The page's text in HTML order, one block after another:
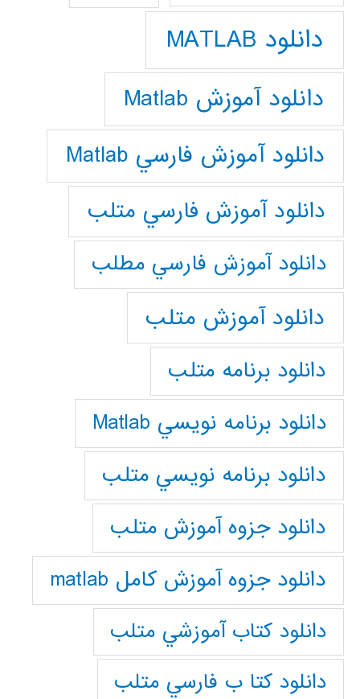
دانلود MATLAB
دانلود آموزش Matlab
دانلود آموزش فارسي Matlab
دانلود آموزش فارسي متلب
دانلود آموزش فارسي مطلب
دانلود آموزش متلب
دانلود برنامه متلب
دانلود برنامه نويسي Matlab
دانلود برنامه نويسي متلب
دانلود جزوه آموزش متلب
دانلود جزوه آموزش کامل matlab
دانلود كتاب آموزشي متلب
دانلود كتا ب فارسي متلب